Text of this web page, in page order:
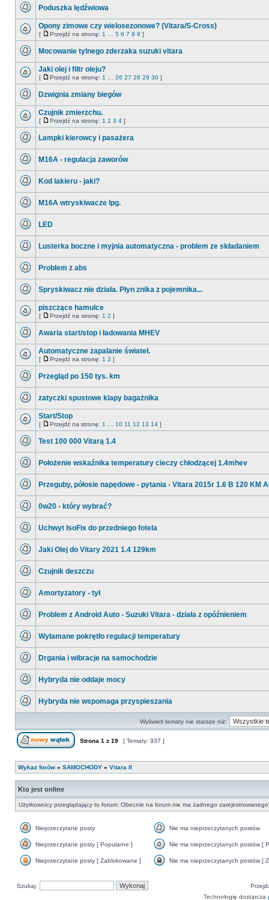
nieprzeczytanych
stronę
ma
nieprzeczytanych
postów
Poduszka lędźwiowa
Nie
nieprzeczytanych
Opony zimowe czy wielosezonowe? (Vitara/S-Cross)
[
Przejdź
stronę
Przejdź na stronę: 1 5 6 7 8 9 ]
nieprzeczytanych
postów
Mocowanie tylnego zderzaka suzuki vitara
Nie
nieprzeczytanych
Jaki olej i filtr oleju?
[
Przejdź
stronę
Przejdź na stronę: 1 26 27 28 29 30 ]
ma
nieprzeczytanych
postów
Dzwignia zmiany biegów
Nie
nieprzeczytanych
Czujnik zmierzchu.
[
Przejdź
stronę
Przejdź na stronę: 1 2 3 4 ]
nieprzeczytanych
Lampki kierowcy i pasażera
nieprzeczytanych
M16A - regulacja zaworów
nieprzeczytanych
Kod lakieru - jaki?
nieprzeczytanych
M16A wtryskiwacze lpg.
nieprzeczytanych
LED
nieprzeczytanych
Lusterka boczne i myjnia automatyczna - problem ze składaniem
nieprzeczytanych
Problem z abs
nieprzeczytanych
postów
Spryskiwacz nie działa. Płyn znika z pojemnika...
Nie
nieprzeczytanych
piszczące hamulce
[
Przejdź
stronę
Przejdź na stronę: 1 2 ]
nieprzeczytanych
postów
Awaria start/stop i ładowania MHEV
Nie
nieprzeczytanych
Automatyczne zapalanie świateł.
[
Przejdź
stronę
Przejdź na stronę: 1 2 ]
nieprzeczytanych
Przegląd po 150 tys. km
ma
nieprzeczytanych
postów
zatyczki spustowe klapy bagażnika
Nie
nieprzeczytanych
Start/Stop
[
Przejdź
stronę
Przejdź na stronę: 1 10 11 12 13 14 ]
nieprzeczytanych
Test 100 000 Vitarą 1.4
nieprzeczytanych
Położenie wskaźnika temperatury cieczy chłodzącej 1.4mhev
nieprzeczytanych
Przeguby, półosie napędowe - pytania - Vitara 2015r 1.6 B 120 KM
nieprzeczytanych
0w20 - który wybrać?
nieprzeczytanych
Uchwyt IsoFix do przedniego fotela
nieprzeczytanych
Jaki Olej do Vitary 2021 1.4 129km
nieprzeczytanych
Czujnik deszczu
nieprzeczytanych
Amortyzatory - tył
nieprzeczytanych
Problem z Android Auto - Suzuki Vitara - działa z opóźnieniem
nieprzeczytanych
Wyłamane pokrętło regulacji temperatury
nieprzeczytanych
Drgania i wibracje na samochodzie
nieprzeczytanych
Hybryda nie oddaje mocy
postów
Hybryda nie wspomaga przyspieszania
Wyświetl tematy nie starsze niż:
Strona 1 z 19 [ Tematy: 937 ]
Wykaz forów » SAMOCHODY » Vitara II
Kto jest online
Użytkownicy przeglądający to forum: Obecnie na forum nie ma żadnego
posty
Nieprzeczytane posty
ma
nieprzeczytanych
Nie ma nieprzeczytanych postów
posty
Nieprzeczytane posty [ Popularne ]
ma
nieprzeczytanych
Nie ma nieprzeczytanych postów [
Zablokowane
Nieprzeczytane posty [ Zablokowane ]
Nie ma nieprzeczytanych postów [
Szukaj:
Technologię dostarcza